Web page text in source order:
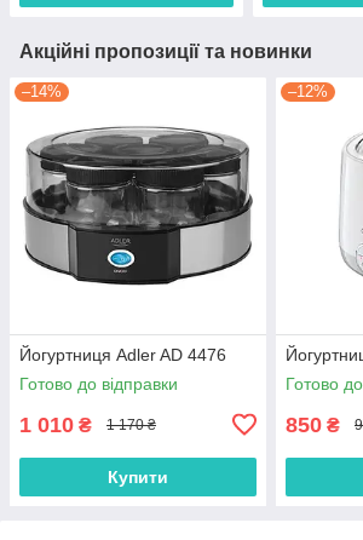
Акційні пропозиції та новинки
–14%
Йогуртниця Adler AD 4476
Готово до відправки
1 010 ₴ 1 170 ₴
Купити
–12%
Готово
850 ₴